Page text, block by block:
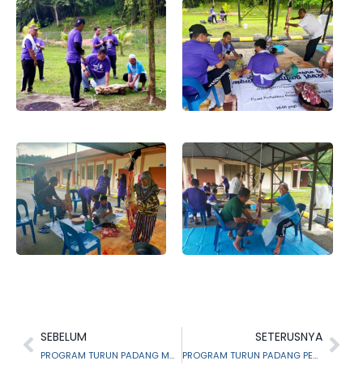
SEBELUM
PROGRAM TURUN PADANG MAIS KE KG. ORANG ASLI ULU KUANG, GOMBAK DAN PELANCARAN PENGHAYATAN BULAN MUALLAF TAHUN 2022
SETERUSNYA
PROGRAM TURUN PADANG PENGERUSI MAIS KE DAERAH PETALING